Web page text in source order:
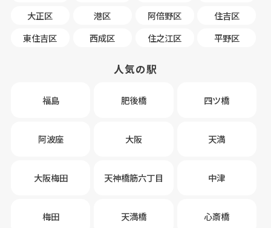
大正区
港区 阿倍野区
住吉区
東住吉区
西成区 住之江区 平野区
人気の駅
福島 肥後橋 四ツ橋
阿波座 大阪 天満
大阪梅田 天神橋筋六丁目 中津
梅田 天満橋 心斎橋